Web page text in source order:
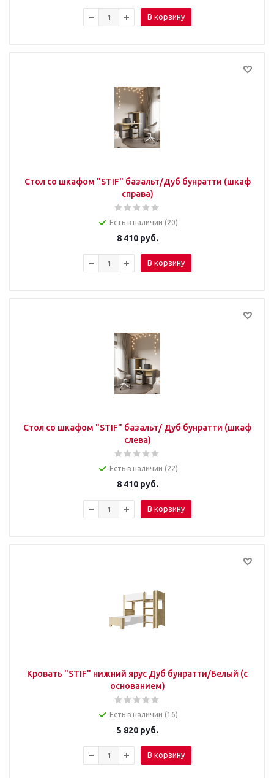
В корзину
Стол со шкафом "STIF" базальт/Дуб бунратти (шкаф
справа)
Есть в наличии (20)
8 410руб.
В корзину
Стол со шкафом "STIF" базальт/ Дуб бунратти (шкаф
слева)
Есть в наличии (22)
8 410руб.
В корзину
Кровать "STIF" нижний ярус Дуб бунратти/Белый (с
основанием)
Есть в наличии (16)
5 820руб.
В корзину